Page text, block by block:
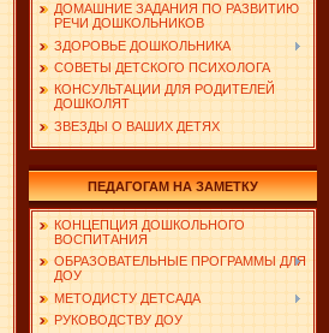
ДОМАШНИЕ ЗАДАНИЯ ПО РАЗВИТИЮ
РЕЧИ ДОШКОЛЬНИКОВ
ЗДОРОВЬЕ ДОШКОЛЬНИКА
СОВЕТЫ ДЕТСКОГО ПСИХОЛОГА
КОНСУЛЬТАЦИИ ДЛЯ РОДИТЕЛЕЙ
ДОШКОЛЯТ
ЗВЕЗДЫ О ВАШИХ ДЕТЯХ
ПЕДАГОГАМ НА ЗАМЕТКУ
КОНЦЕПЦИЯ ДОШКОЛЬНОГО
ВОСПИТАНИЯ
ОБРАЗОВАТЕЛЬНЫЕ ПРОГРАММЫ ДЛЯ
ДОУ
МЕТОДИСТУ ДЕТСАДА
РУКОВОДСТВУ ДОУ